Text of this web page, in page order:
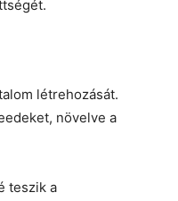
létrehozását.
növelve a
teszik a